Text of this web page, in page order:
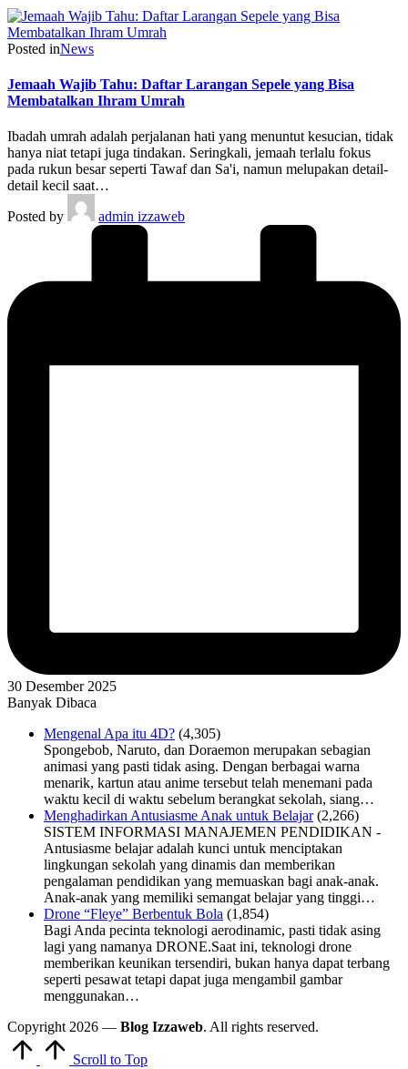
Posted inNews
Jemaah Wajib Tahu: Daftar Larangan Sepele yang Bisa
Membatalkan Ihram Umrah
Ibadah umrah adalah perjalanan hati yang menuntut kesucian, tidak
hanya niat tetapi juga tindakan. Seringkali, jemaah terlalu fokus
pada rukun besar seperti Tawaf dan Sa'i, namun melupakan detail-
detail kecil saat…
Posted by
admin izzaweb
30 Desember 2025
Banyak Dibaca
Mengenal Apa itu 4D? (4,305)
Spongebob, Naruto, dan Doraemon merupakan sebagian
animasi yang pasti tidak asing. Dengan berbagai warna
menarik, kartun atau anime tersebut telah menemani pada
waktu kecil di waktu sebelum berangkat sekolah, siang…
Menghadirkan Antusiasme Anak untuk Belajar (2,266)
SISTEM INFORMASI MANAJEMEN PENDIDIKAN -
Antusiasme belajar adalah kunci untuk menciptakan
lingkungan sekolah yang dinamis dan memberikan
pengalaman pendidikan yang memuaskan bagi anak-anak.
Anak-anak yang memiliki semangat belajar yang tinggi…
Drone “Fleye” Berbentuk Bola (1,854)
Bagi Anda pecinta teknologi aerodinamic, pasti tidak asing
lagi yang namanya DRONE.Saat ini, teknologi drone
memberikan keunikan tersendiri, bukan hanya dapat terbang
seperti pesawat tetapi dapat juga mengambil gambar
menggunakan…
Copyright 2026 — Blog Izzaweb. All rights reserved.
Scroll to Top